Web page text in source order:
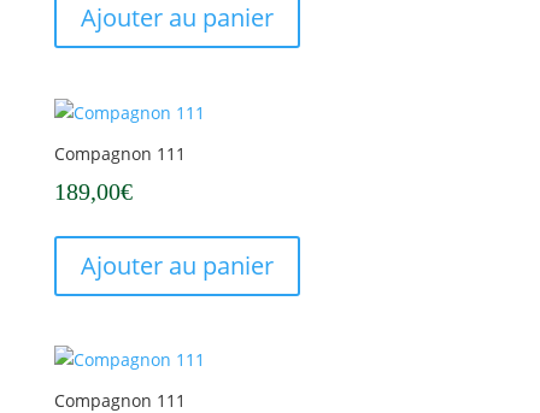
Ajouter au panier
Compagnon 111
189,00€
Ajouter au panier
Compagnon 111